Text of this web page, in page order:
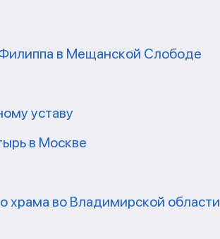
в Мещанской Слободе
уставу
в Москве
храма во Владимирской области